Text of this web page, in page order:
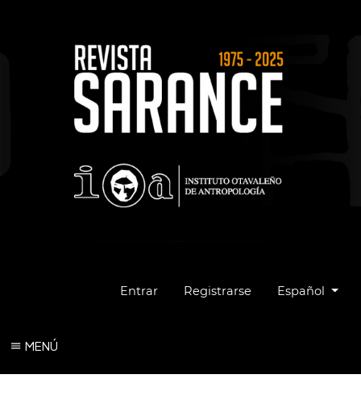
Entrar Registrarse Cambiar el
Español
MENÚ